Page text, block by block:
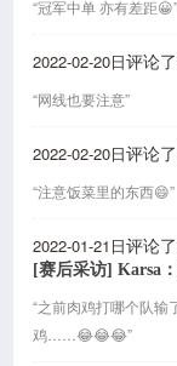
“冠军中单 亦有差距😀”
2022-02-20日评论
“网线也要注意”
2022-02-20日评论
“注意饭菜里的东西😄”
2022-01-21日评论
[赛后采访] Karsa
“之前肉鸡打哪个队输
鸡……😂😂😂”